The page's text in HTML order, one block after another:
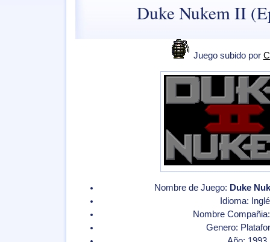
Duke Nukem II
Juego subido por
Nombre de Juego: Duke
Idioma:
Nombre
Genero: